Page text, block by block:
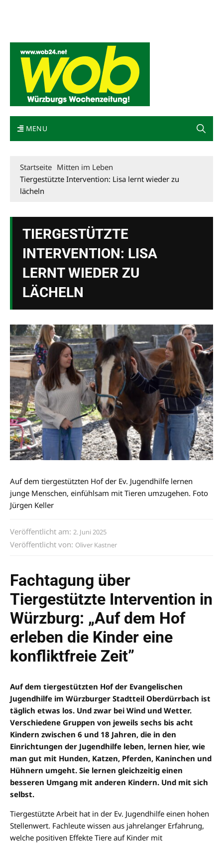
MENU
Startseite Mitten im Leben
Tiergestützte Intervention: Lisa lernt wieder zu
lächeln
TIERGESTÜTZTE
INTERVENTION: LISA
LERNT WIEDER ZU
LÄCHELN
Auf dem tiergestützten Hof der Ev. Jugendhilfe lernen
junge Menschen, einfühlsam mit Tieren umzugehen. Foto
Jürgen Keller
Veröffentlicht am: 2. Juni 2025
Veröffentlicht von: Oliver Kastner
Fachtagung über
Tiergestützte Intervention in
Würzburg: „Auf dem Hof
erleben die Kinder eine
konfliktfreie Zeit”
Auf dem tiergestützten Hof der Evangelischen
Jugendhilfe im Würzburger Stadtteil Oberdürrbach ist
täglich etwas los. Und zwar bei Wind und Wetter.
Verschiedene Gruppen von jeweils sechs bis acht
Kindern zwischen 6 und 18 Jahren, die in den
Einrichtungen der Jugendhilfe leben, lernen hier, wie
man gut mit Hunden, Katzen, Pferden, Kaninchen und
Hühnern umgeht. Sie lernen gleichzeitig einen
besseren Umgang mit anderen Kindern. Und mit sich
selbst.
Tiergestützte Arbeit hat in der Ev. Jugendhilfe einen hohen
Stellenwert. Fachleute wissen aus jahrelanger Erfahrung,
welche positiven Effekte Tiere auf Kinder mit